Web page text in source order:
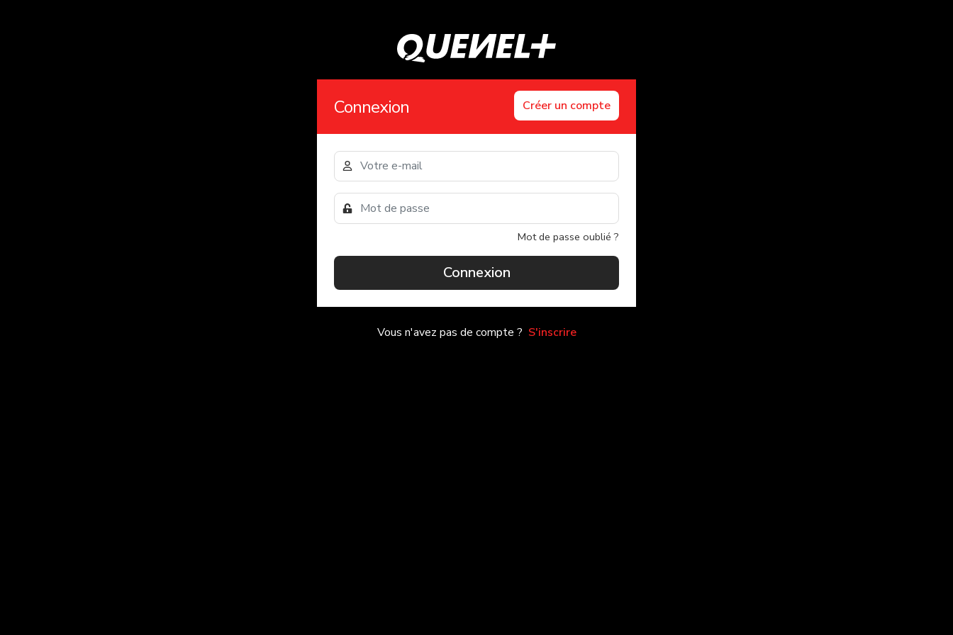
Connexion Créer un compte
Mot de passe oublié ?
Connexion
Vous n'avez pas de compte ? S'inscrire